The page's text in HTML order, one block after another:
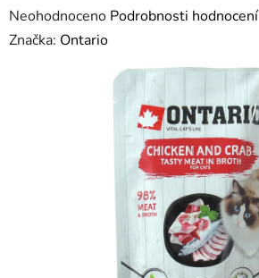
Průměrné
hodnocení
Neohodnoceno Podrobnosti hodnocení
Značka: Ontario